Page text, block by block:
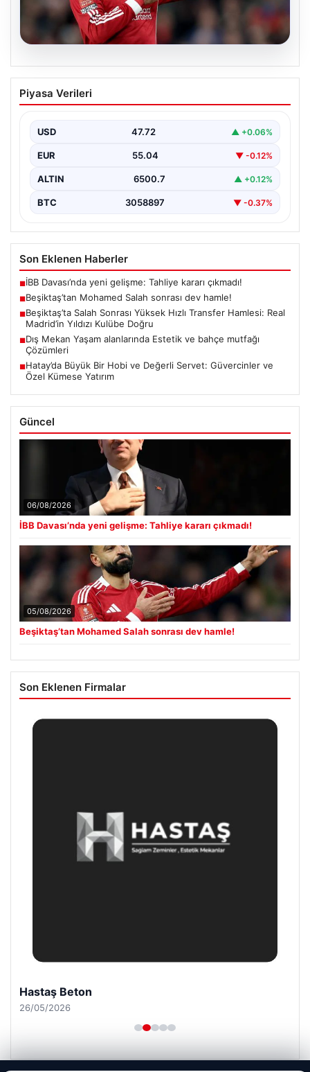
05.08.2026
Beşiktaş’tan Mohamed Salah sonrası
dev hamle!
Piyasa Verileri
USD 47.72 ▲ +0.06%
EUR 55.04 ▼ -0.12%
ALTIN 6500.7 ▲ +0.12%
BTC 3058897 ▼ -0.37%
Son Eklenen Haberler
■İBB Davası’nda yeni gelişme: Tahliye kararı çıkmadı!
■Beşiktaş’tan Mohamed Salah sonrası dev hamle!
■Beşiktaş’ta Salah Sonrası Yüksek Hızlı Transfer Hamlesi: Real
Madrid’in Yıldızı Kulübe Doğru
■Dış Mekan Yaşam alanlarında Estetik ve bahçe mutfağı
Çözümleri
■Hatay’da Büyük Bir Hobi ve Değerli Servet: Güvercinler ve
Özel Kümese Yatırım
Güncel
06/08/2026
İBB Davası’nda yeni gelişme: Tahliye kararı çıkmadı!
05/08/2026
Beşiktaş’tan Mohamed Salah sonrası dev hamle!
Son Eklenen Firmalar
Hastaş Beton
26/05/2026